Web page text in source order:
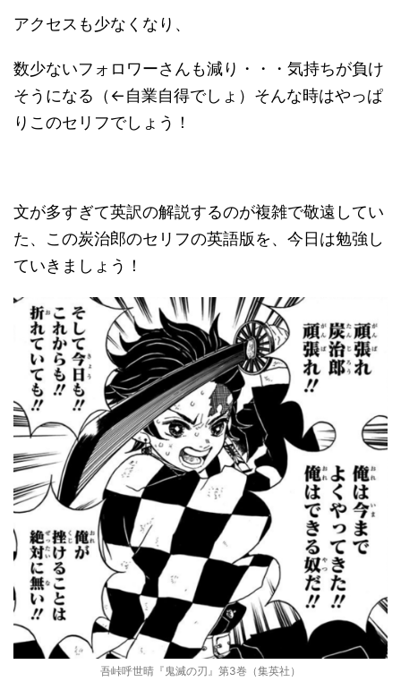
アクセスも少なくなり、
数少ないフォロワーさんも減り・・・気持ちが負け
そうになる（←自業自得でしょ）そんな時はやっぱ
りこのセリフでしょう！
文が多すぎて英訳の解説するのが複雑で敬遠してい
た、この炭治郎のセリフの英語版を、今日は勉強し
ていきましょう！
吾峠呼世晴『鬼滅の刃』第3巻（集英社）